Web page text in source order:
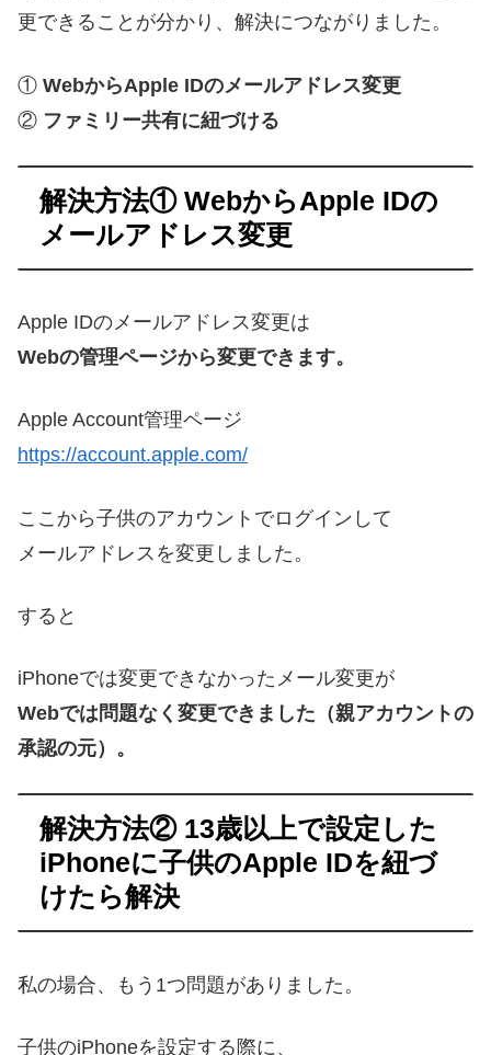
更できることが分かり、解決につながりました。
① WebからApple IDのメールアドレス変更
② ファミリー共有に紐づける
解決方法① WebからApple IDの
メールアドレス変更
Apple IDのメールアドレス変更は
Webの管理ページから変更できます。
Apple Account管理ページ
https://account.apple.com/
ここから子供のアカウントでログインして
メールアドレスを変更しました。
すると
iPhoneでは変更できなかったメール変更が
Webでは問題なく変更できました（親アカウントの
承認の元）。
解決方法② 13歳以上で設定した
iPhoneに子供のApple IDを紐づ
けたら解決
私の場合、もう1つ問題がありました。
子供のiPhoneを設定する際に、